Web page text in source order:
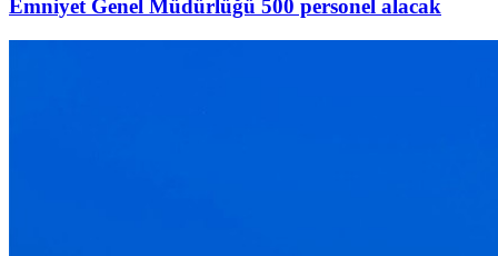
Emniyet Genel Müdürlüğü 500 personel alacak